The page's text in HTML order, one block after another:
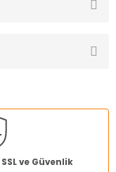
SSL ve Güvenlik